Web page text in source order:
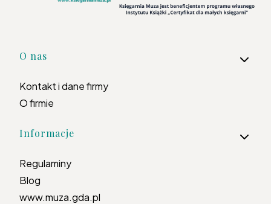
Linki w stopce
O nas
Kontakt i dane firmy
O firmie
Informacje
Regulaminy
Blog
www.muza.gda.pl